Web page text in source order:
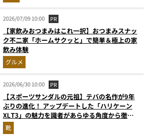
2026/07/09 10:00 PR
【家飲みおつまみはこれ一択】おつまみスナッ
ク不二家「ホームサクッと」で簡単＆極上の家
飲み体験
グルメ
2026/06/30 10:00 PR
【スポーツサンダルの元祖】テバの名作が9年
ぶりの進化！ アップデートした「ハリケーン
XLT3」の魅力を識者があらゆる角度から徹底
解説！
靴